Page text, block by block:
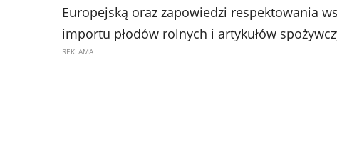
Europejską oraz zapowiedzi respektowania
importu płodów rolnych i artykułów